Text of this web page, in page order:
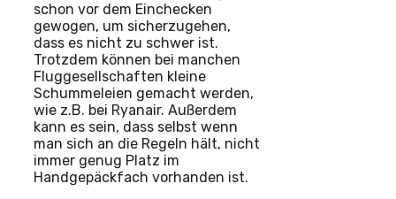
schon vor dem Einchecken
gewogen, um sicherzugehen,
dass es nicht zu schwer ist.
Trotzdem können bei manchen
Fluggesellschaften kleine
Schummeleien gemacht werden,
wie z.B. bei Ryanair. Außerdem
kann es sein, dass selbst wenn
man sich an die Regeln hält, nicht
immer genug Platz im
Handgepäckfach vorhanden ist.